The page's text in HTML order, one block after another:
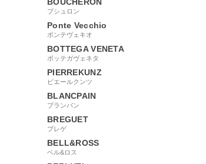
ブシュロン
Ponte Vecchio
ポンテヴェキオ
BOTTEGA VENETA
ボッテガヴェネタ
PIERREKUNZ
ピエールクンツ
BLANCPAIN
ブランパン
BREGUET
ブレゲ
BELL&ROSS
ベル&ロス